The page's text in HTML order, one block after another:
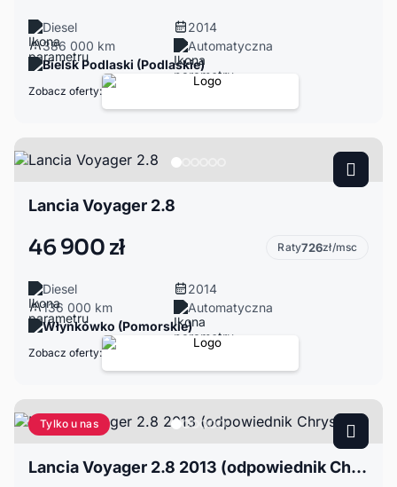
Diesel
2014
386 000 km
Automatyczna
Bielsk Podlaski (Podlaskie)
Zobacz oferty:
Lancia Voyager 2.8
46 900 zł Raty726zł/msc
Diesel
2014
136 000 km
Automatyczna
Włynkówko (Pomorskie)
Zobacz oferty:
Tylko u nas
Lancia Voyager 2.8 2013 (odpowiednik Chrysler